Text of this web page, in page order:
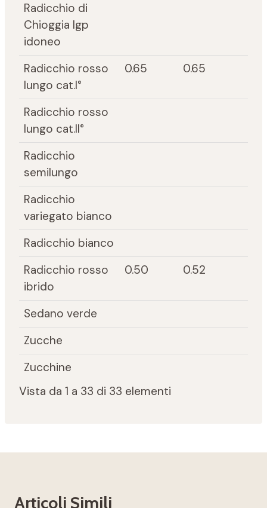
Radicchio di
Chioggia Igp
idoneo
Radicchio rosso
lungo cat.I°
0.65 0.65
Radicchio rosso
lungo cat.II°
Radicchio
semilungo
Radicchio
variegato bianco
Radicchio bianco
Radicchio rosso
ibrido
0.50 0.52
Sedano verde
Zucche
Zucchine
Vista da 1 a 33 di 33 elementi
Articoli Simili